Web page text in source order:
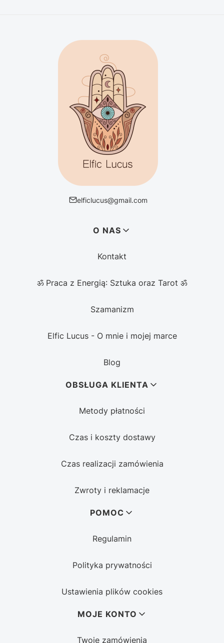
elficlucus@gmail.com
O NAS
Kontakt
ॐ Praca z Energią: Sztuka oraz Tarot ॐ
Szamanizm
Elfic Lucus - O mnie i mojej marce
Blog
OBSŁUGA KLIENTA
Metody płatności
Czas i koszty dostawy
Czas realizacji zamówienia
Zwroty i reklamacje
POMOC
Regulamin
Polityka prywatności
Ustawienia plików cookies
MOJE KONTO
Twoje zamówienia